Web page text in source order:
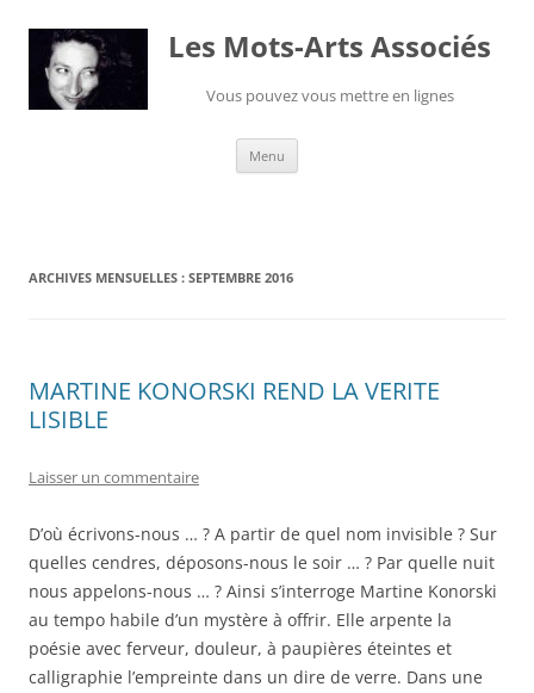
Les Mots-Arts Associés
Vous pouvez vous mettre en lignes
Menu
ARCHIVES MENSUELLES : SEPTEMBRE 2016
MARTINE KONORSKI REND LA VERITE
LISIBLE
Laisser un commentaire
D’où écrivons-nous … ? A partir de quel nom invisible ? Sur
quelles cendres, déposons-nous le soir … ? Par quelle nuit
nous appelons-nous … ? Ainsi s’interroge Martine Konorski
au tempo habile d’un mystère à offrir. Elle arpente la
poésie avec ferveur, douleur, à paupières éteintes et
calligraphie l’empreinte dans un dire de verre. Dans une